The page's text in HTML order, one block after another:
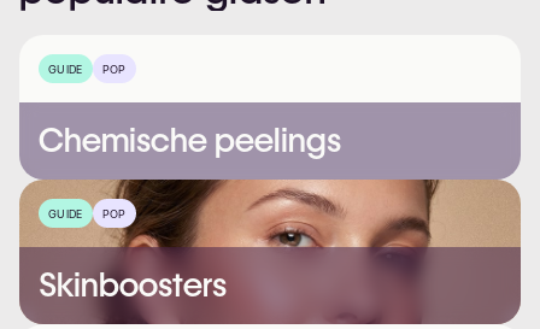
GUIDE POP
Chemische peelings
GUIDE POP
Skinboosters